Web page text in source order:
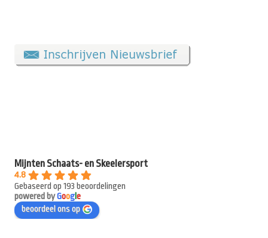
Mijnten Schaats- en Skeelersport
4.8
Gebaseerd op 193 beoordelingen
powered byGooge
beoordeel ons op